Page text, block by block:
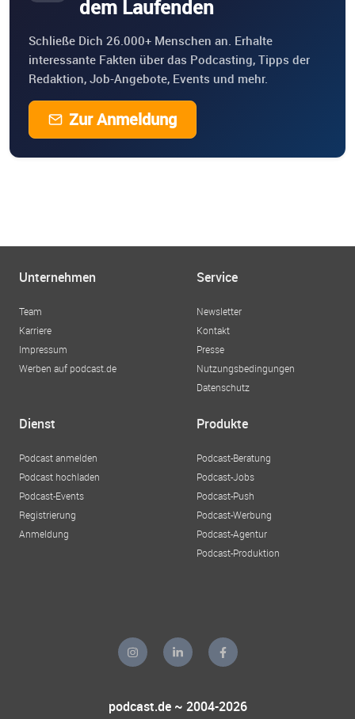
dem Laufenden
Schließe Dich 26.000+ Menschen an. Erhalte
interessante Fakten über das Podcasting, Tipps der
Redaktion, Job-Angebote, Events und mehr.
Zur Anmeldung
Unternehmen
Team
Karriere
Impressum
Werben auf podcast.de
Service
Newsletter
Kontakt
Presse
Nutzungsbedingungen
Datenschutz
Dienst
Podcast anmelden
Podcast hochladen
Podcast-Events
Registrierung
Anmeldung
Produkte
Podcast-Beratung
Podcast-Jobs
Podcast-Push
Podcast-Werbung
Podcast-Agentur
Podcast-Produktion
podcast.de ~ 2004-2026